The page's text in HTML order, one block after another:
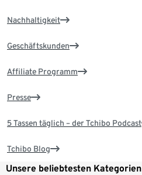
Nachhaltigkeit
Geschäftskunden
Affiliate Programm
Presse
5 Tassen täglich – der Tchibo Podcast
Tchibo Blog
Unsere beliebtesten Kategorien